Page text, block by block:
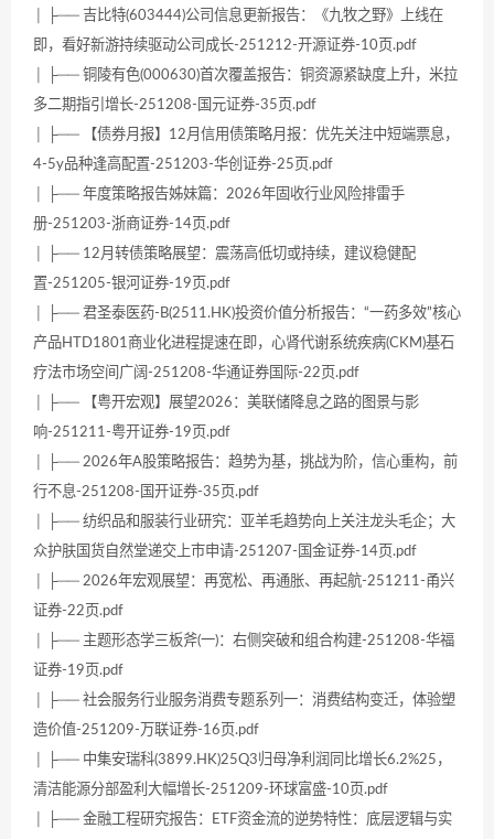
│ ├── 吉比特(603444)公司信息更新报告：《九牧之野》上线在
即，看好新游持续驱动公司成长-251212-开源证券-10页.pdf
│ ├── 铜陵有色(000630)首次覆盖报告：铜资源紧缺度上升，米拉
多二期指引增长-251208-国元证券-35页.pdf
│ ├── 【债券月报】12月信用债策略月报：优先关注中短端票息，
4-5y品种逢高配置-251203-华创证券-25页.pdf
│ ├── 年度策略报告姊妹篇：2026年固收行业风险排雷手
册-251203-浙商证券-14页.pdf
│ ├── 12月转债策略展望：震荡高低切或持续，建议稳健配
置-251205-银河证券-19页.pdf
│ ├── 君圣泰医药-B(2511.HK)投资价值分析报告：“一药多效”核心
产品HTD1801商业化进程提速在即，心肾代谢系统疾病(CKM)基石
疗法市场空间广阔-251208-华通证券国际-22页.pdf
│ ├── 【粤开宏观】展望2026：美联储降息之路的图景与影
响-251211-粤开证券-19页.pdf
│ ├── 2026年A股策略报告：趋势为基，挑战为阶，信心重构，前
行不息-251208-国开证券-35页.pdf
│ ├── 纺织品和服装行业研究：亚羊毛趋势向上关注龙头毛企；大
众护肤国货自然堂递交上市申请-251207-国金证券-14页.pdf
│ ├── 2026年宏观展望：再宽松、再通胀、再起航-251211-甬兴
证券-22页.pdf
│ ├── 主题形态学三板斧(一)：右侧突破和组合构建-251208-华福
证券-19页.pdf
│ ├── 社会服务行业服务消费专题系列一：消费结构变迁，体验塑
造价值-251209-万联证券-16页.pdf
│ ├── 中集安瑞科(3899.HK)25Q3归母净利润同比增长6.2%25，
清洁能源分部盈利大幅增长-251209-环球富盛-10页.pdf
│ ├── 金融工程研究报告：ETF资金流的逆势特性：底层逻辑与实